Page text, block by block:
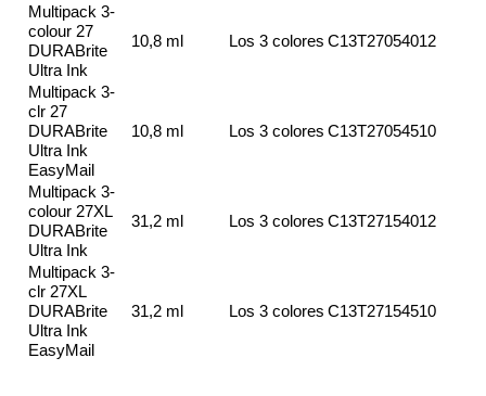
Multipack 3-
colour 27
DURABrite
Ultra Ink
10,8 ml Los 3 colores C13T27054012
Multipack 3-
clr 27
DURABrite
Ultra Ink
EasyMail
10,8 ml Los 3 colores C13T27054510
Multipack 3-
colour 27XL
DURABrite
Ultra Ink
31,2 ml Los 3 colores C13T27154012
Multipack 3-
clr 27XL
DURABrite
Ultra Ink
EasyMail
31,2 ml Los 3 colores C13T27154510